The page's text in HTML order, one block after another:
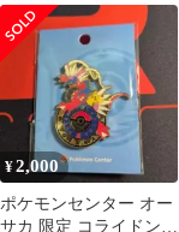
ロゴピンズ
¥2,000
ポケモンセンター オー
サカ 限定 コライドン